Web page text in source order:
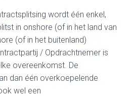
wordt één enkel,
in onshore (of in het land van
(of in het buitenland)
/ Opdrachtnemer is
overeenkomst. De
dan één overkoepelende
wel een